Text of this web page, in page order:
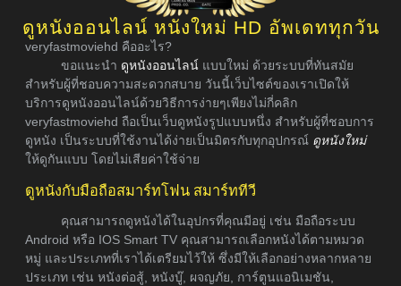
ดูหนังออนไลน์ หนังใหม่ HD อัพเดททุกวัน
veryfastmoviehd คืออะไร?
ขอแนะนำ ดูหนังออนไลน์ แบบใหม่ ด้วยระบบที่ทันสมัย
สำหรับผู้ที่ชอบความสะดวกสบาย วันนี้เว็บไซต์ของเราเปิดให้
บริการดูหนังออนไลน์ด้วยวิธีการง่ายๆเพียงไม่กี่คลิก
veryfastmoviehd ถือเป็นเว็บดูหนังรูปแบบหนึ่ง สำหรับผู้ที่ชอบการ
ดูหนัง เป็นระบบที่ใช้งานได้ง่ายเป็นมิตรกับทุกอุปกรณ์ ดูหนังใหม่
ให้ดูกันแบบ โดยไม่เสียค่าใช้จ่าย
ดูหนังกับมือถือสมาร์ทโฟน สมาร์ททีวี
คุณสามารถดูหนังได้ในอุปกรที่คุณมีอยู่ เช่น มือถือระบบ
Android หรือ IOS Smart TV คุณสามารถเลือกหนังได้ตามหมวด
หมู่ และประเภทที่เราได้เตรียมไว้ให้ ซึ่งมีให้เลือกอย่างหลากหลาย
ประเภท เช่น หนังต่อสู้, หนังบู๊, ผจญภัย, การ์ตูนแอนิเมชัน,